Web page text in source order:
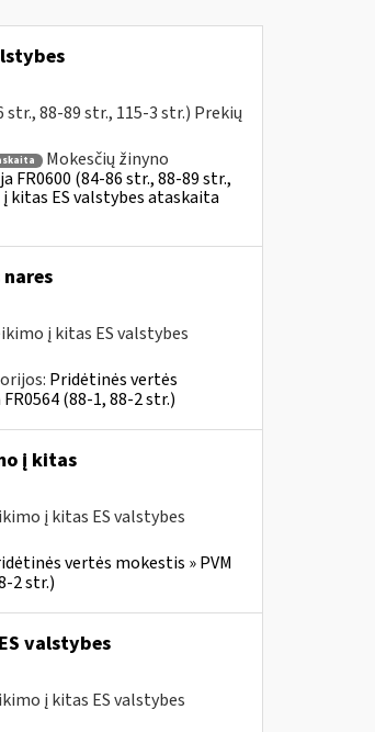
88-89 str., 115-3 str.) Prekių
Mokesčių žinyno
FR0600 (84-86 str., 88-89 str.,
kitas ES valstybes ataskaita
į kitas ES valstybes
Pridėtinės vertės
(88-1, 88-2 str.)
į kitas
į kitas ES valstybes
vertės mokestis » PVM
2 str.)
valstybes
į kitas ES valstybes